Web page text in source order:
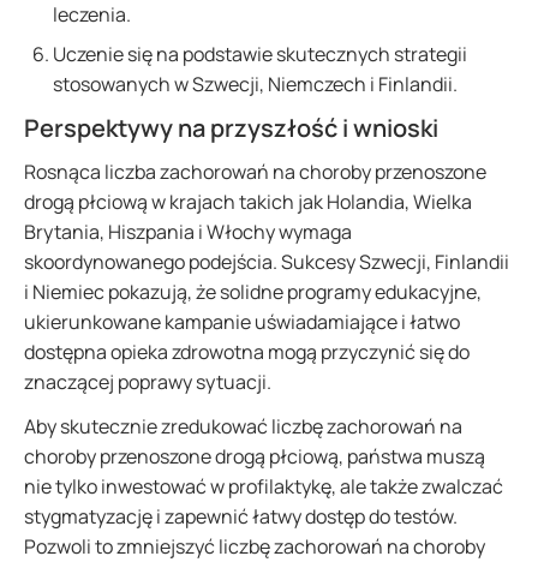
leczenia.
Uczenie się na podstawie skutecznych strategii
stosowanych w Szwecji, Niemczech i Finlandii.
Perspektywy na przyszłość i wnioski
Rosnąca liczba zachorowań na choroby przenoszone
drogą płciową w krajach takich jak Holandia, Wielka
Brytania, Hiszpania i Włochy wymaga
skoordynowanego podejścia. Sukcesy Szwecji, Finlandii
i Niemiec pokazują, że solidne programy edukacyjne,
ukierunkowane kampanie uświadamiające i łatwo
dostępna opieka zdrowotna mogą przyczynić się do
znaczącej poprawy sytuacji.
Aby skutecznie zredukować liczbę zachorowań na
choroby przenoszone drogą płciową, państwa muszą
nie tylko inwestować w profilaktykę, ale także zwalczać
stygmatyzację i zapewnić łatwy dostęp do testów.
Pozwoli to zmniejszyć liczbę zachorowań na choroby